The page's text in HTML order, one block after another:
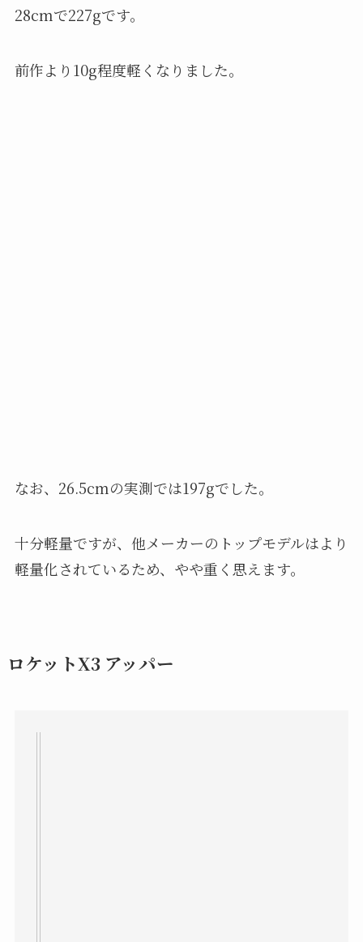
28cmで227gです。
前作より10g程度軽くなりました。
なお、26.5cmの実測では197gでした。
十分軽量ですが、他メーカーのトップモデルはより
軽量化されているため、やや重く思えます。
ロケットX3 アッパー